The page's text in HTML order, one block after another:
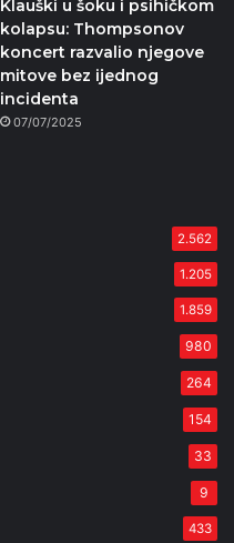
Klauški u šoku i psihičkom
kolapsu: Thompsonov
koncert razvalio njegove
mitove bez ijednog
incidenta
07/07/2025
2.562
1.205
1.859
980
264
154
33
9
433